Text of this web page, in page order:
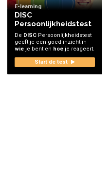
E-learning
DISC
Persoonlijkheidstest
De DISC Persoonlijkheidstest
geeft je een goed inzicht in
wie je bent en hoe je reageert.
Start de test